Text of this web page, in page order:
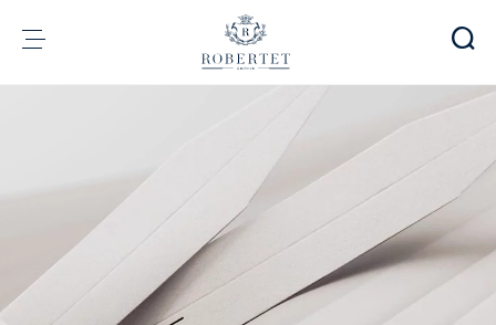
Matières premières
Health & Beauty
Panneau de gestion des cookies